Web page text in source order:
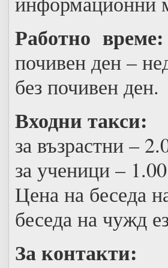
Работно време:
почивен ден –
без почивен ден.
Входни такси:
за възрастни –
за ученици –
Цена на беседа
беседа на чужд
За контакти: